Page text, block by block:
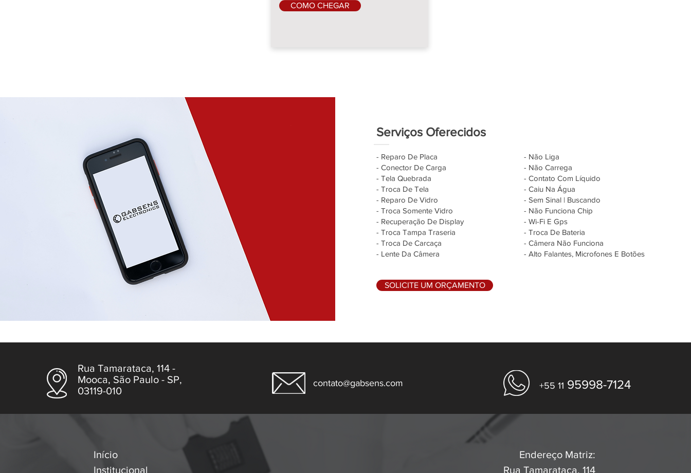
COMO CHEGAR
Serviços Oferecidos
- Reparo De Placa
- Conector De Carga
- Tela Quebrada
- Troca De Tela
- Reparo De Vidro
- Troca Somente Vidro
- Recuperação De Display
- Troca Tampa Traseria
- Troca De Carcaça
- Lente Da Câmera
- Não Liga
- Não Carrega
- Contato Com Líquido
- Caiu Na Água
- Sem Sinal | Buscando
- Não Funciona Chip
- Wi-Fi E Gps
- Troca De Bateria
- Câmera Não Funciona
- Alto Falantes, Microfones E Botões
SOLICITE UM ORÇAMENTO
Rua Tamarataca, 114 -
Mooca, São Paulo - SP,
03119-010
contato@gabsens.com +55 11 95998-7124
Início
Institucional
Endereço Matriz:
Rua Tamarataca, 114